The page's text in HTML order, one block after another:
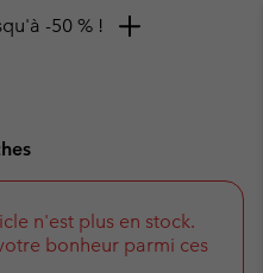
à saisir
n'est plus en stock.
bonheur parmi ces